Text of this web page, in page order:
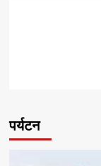
पर्यटन